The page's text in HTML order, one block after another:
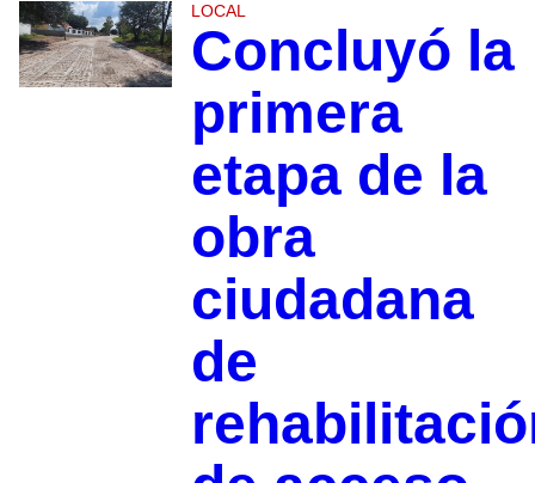
LOCAL
Concluyó la
primera
etapa de la
obra
ciudadana
de